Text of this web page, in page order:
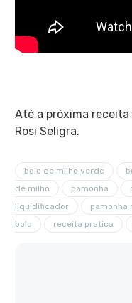
Até a próxima receita
Rosi Seligra.
bolo de milho verde
de milho
pamonha
liquidificador
pamonha
bolo
receita pratica